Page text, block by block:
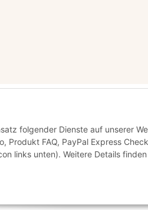
folgender Dienste auf unserer
Produkt FAQ, PayPal Express
links unten). Weitere Details